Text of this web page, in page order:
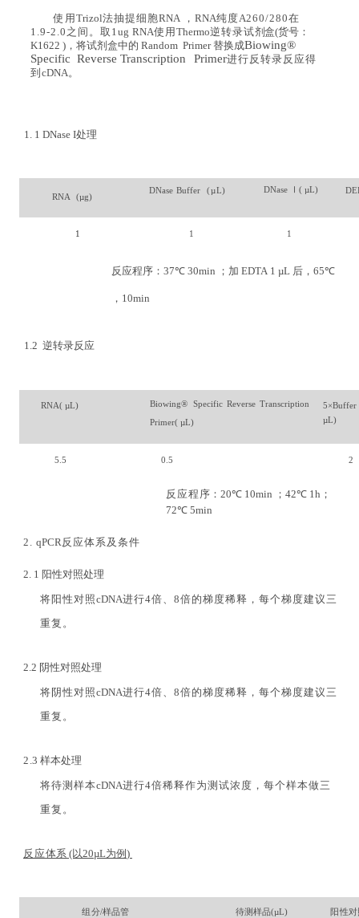
使 用 Trizol法抽提细胞RNA ， RNA纯度A260/280在
1.9-2.0 之间。取 1ug RNA使用 Thermo逆转录试剂盒(货号：
K1622 ) ， 将试剂 盒中的 Random Primer 替换成Biowing®
Specific Reverse Transcription Primer进行反转录反应得
到 cDNA。
1. 1 DNase I处理
RNA (µg)
DNase Buffer (µL) DNase Ⅰ( µL)
1 1 1
反应程序： 37℃ 30min ；加 EDTA 1 µL 后， 65℃
， 10min
1.2 逆转录反应
RNA( µL) Biowing® Specific Reverse Transcription
Primer( µL)
5×Buffer
µL)
5.5 0.5 2
反应程 序： 20℃ 10min ； 42℃ 1h ；
72℃ 5min
2. qPCR反应体系及条件
2. 1 阳性对照处理
将阳性对照cDNA进行4倍、 8倍的梯度稀释，每个梯度建议三
重复 。
2.2 阴性对照处理
将阴性对照cDNA进行4倍、 8倍的梯度稀释，每个梯度建议三
重复 。
2 .3 样本处理
将待测样本cDNA进行4倍稀释作为测试浓度，每个样本做三
重复。
反应体系 (以20µL为例 )
组 分/样品管 待测样品(µL) 阳 性对